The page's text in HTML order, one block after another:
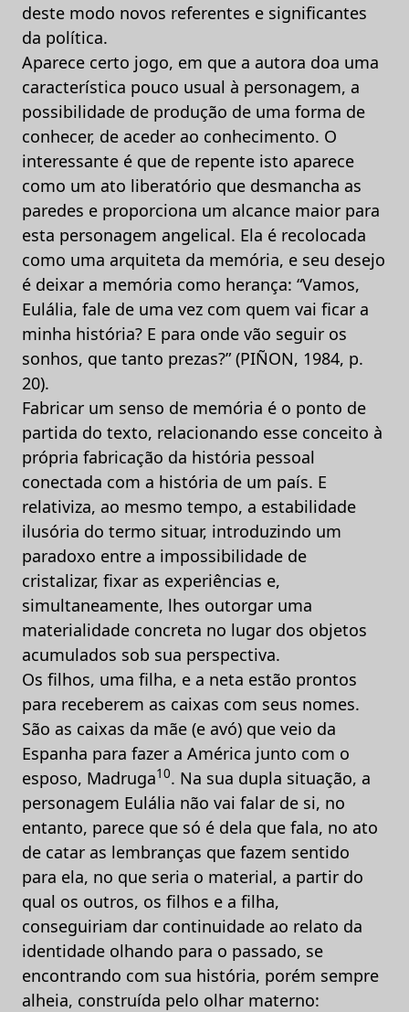
deste modo novos referentes e significantes
da política.
Aparece certo jogo, em que a autora doa uma
característica pouco usual à personagem, a
possibilidade de produção de uma forma de
conhecer, de aceder ao conhecimento. O
interessante é que de repente isto aparece
como um ato liberatório que desmancha as
paredes e proporciona um alcance maior para
esta personagem angelical. Ela é recolocada
como uma arquiteta da memória, e seu desejo
é deixar a memória como herança: “Vamos,
Eulália, fale de uma vez com quem vai ficar a
minha história? E para onde vão seguir os
sonhos, que tanto prezas?” (PIÑON, 1984, p.
20).
Fabricar um senso de memória é o ponto de
partida do texto, relacionando esse conceito à
própria fabricação da história pessoal
conectada com a história de um país. E
relativiza, ao mesmo tempo, a estabilidade
ilusória do termo situar, introduzindo um
paradoxo entre a impossibilidade de
cristalizar, fixar as experiências e,
simultaneamente, lhes outorgar uma
materialidade concreta no lugar dos objetos
acumulados sob sua perspectiva.
Os filhos, uma filha, e a neta estão prontos
para receberem as caixas com seus nomes.
São as caixas da mãe (e avó) que veio da
Espanha para fazer a América junto com o
esposo, Madruga10. Na sua dupla situação, a
personagem Eulália não vai falar de si, no
entanto, parece que só é dela que fala, no ato
de catar as lembranças que fazem sentido
para ela, no que seria o material, a partir do
qual os outros, os filhos e a filha,
conseguiriam dar continuidade ao relato da
identidade olhando para o passado, se
encontrando com sua história, porém sempre
alheia, construída pelo olhar materno: